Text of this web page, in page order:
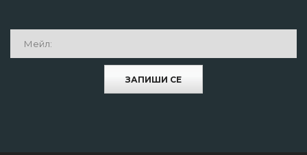
ЗАПИШИ СЕ